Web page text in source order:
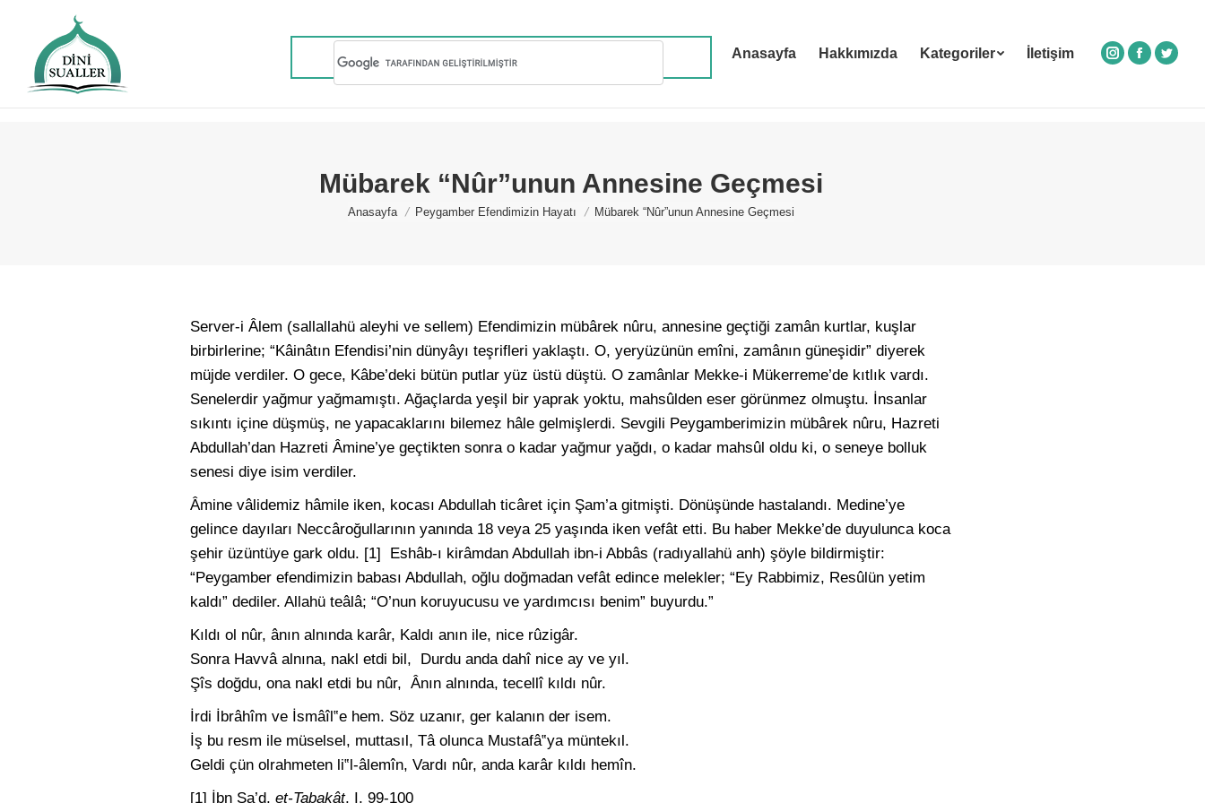
Anasayfa Hakkımızda Kategoriler İletişim
Instagram
Facebook
Mübarek “Nûr”unun Annesine Geçmesi
You are here:
Anasayfa Peygamber Efendimizin Hayatı Mübarek “Nûr”unun Annesine Geçmesi
Server-i Âlem (sallallahü aleyhi ve sellem) Efendimizin mübârek nûru, annesine geçtiği zamân kurtlar, kuşlar
birbirlerine; “Kâinâtın Efendisi’nin dünyâyı teşrifleri yaklaştı. O, yeryüzünün emîni, zamânın güneşidir” diyerek
müjde verdiler. O gece, Kâbe’deki bütün putlar yüz üstü düştü. O zamânlar Mekke-i Mükerreme’de kıtlık vardı.
Senelerdir yağmur yağmamıştı. Ağaçlarda yeşil bir yaprak yoktu, mahsûlden eser görünmez olmuştu. İnsanlar
sıkıntı içine düşmüş, ne yapacaklarını bilemez hâle gelmişlerdi. Sevgili Peygamberimizin mübârek nûru, Hazreti
Abdullah’dan Hazreti Âmine’ye geçtikten sonra o kadar yağmur yağdı, o kadar mahsûl oldu ki, o seneye bolluk
senesi diye isim verdiler.
Âmine vâlidemiz hâmile iken, kocası Abdullah ticâret için Şam’a gitmişti. Dönüşünde hastalandı. Medine’ye
gelince dayıları Neccâroğullarının yanında 18 veya 25 yaşında iken vefât etti. Bu haber Mekke’de duyulunca koca
şehir üzüntüye gark oldu. [1] Eshâb-ı kirâmdan Abdullah ibn-i Abbâs (radıyallahü anh) şöyle bildirmiştir:
“Peygamber efendimizin babası Abdullah, oğlu doğmadan vefât edince melekler; “Ey Rabbimiz, Resûlün yetim
kaldı” dediler. Allahü teâlâ; “O’nun koruyucusu ve yardımcısı benim” buyurdu.”
Kıldı ol nûr, ânın alnında karâr, Kaldı anın ile, nice rûzigâr.
Sonra Havvâ alnına, nakl etdi bil, Durdu anda dahî nice ay ve yıl.
Şîs doğdu, ona nakl etdi bu nûr, Ânın alnında, tecellî kıldı nûr.
İrdi İbrâhîm ve İsmâîl‟e hem. Söz uzanır, ger kalanın der isem.
İş bu resm ile müselsel, muttasıl, Tâ olunca Mustafâ‟ya müntekıl.
Geldi çün olrahmeten li‟l-âlemîn, Vardı nûr, anda karâr kıldı hemîn.
[1] İbn Sa’d, et-Tabakât, I, 99-100